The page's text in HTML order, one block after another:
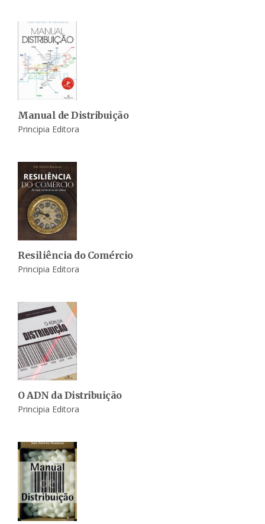
Manual de Distribuição
Principia Editora
Resiliência do Comércio
Principia Editora
O ADN da Distribuição
Principia Editora